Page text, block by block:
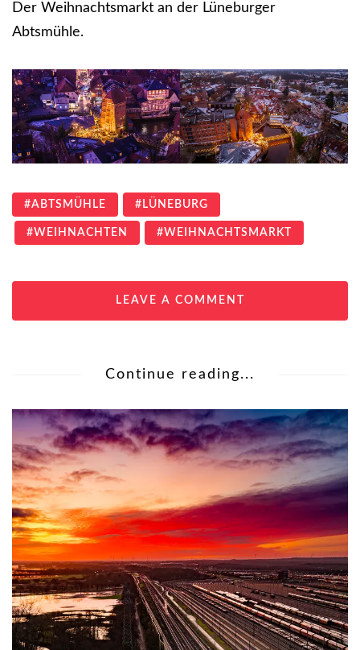
Der Weihnachtsmarkt an der Lüneburger
Abtsmühle.
ABTSMÜHLE LÜNEBURG
WEIHNACHTEN WEIHNACHTSMARKT
LEAVE A COMMENT
Continue reading...